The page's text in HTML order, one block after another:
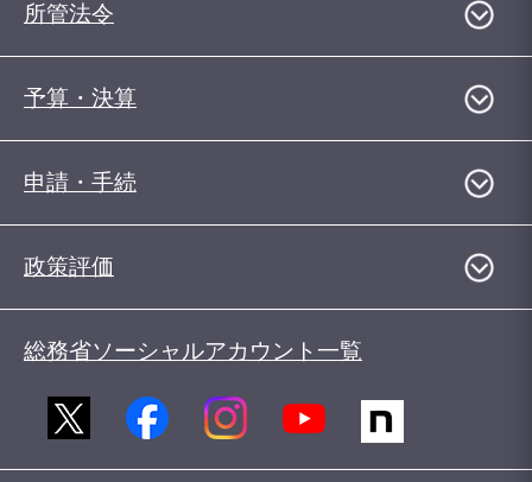
所管法令
予算・決算
申請・手続
政策評価
総務省ソーシャルアカウント一覧